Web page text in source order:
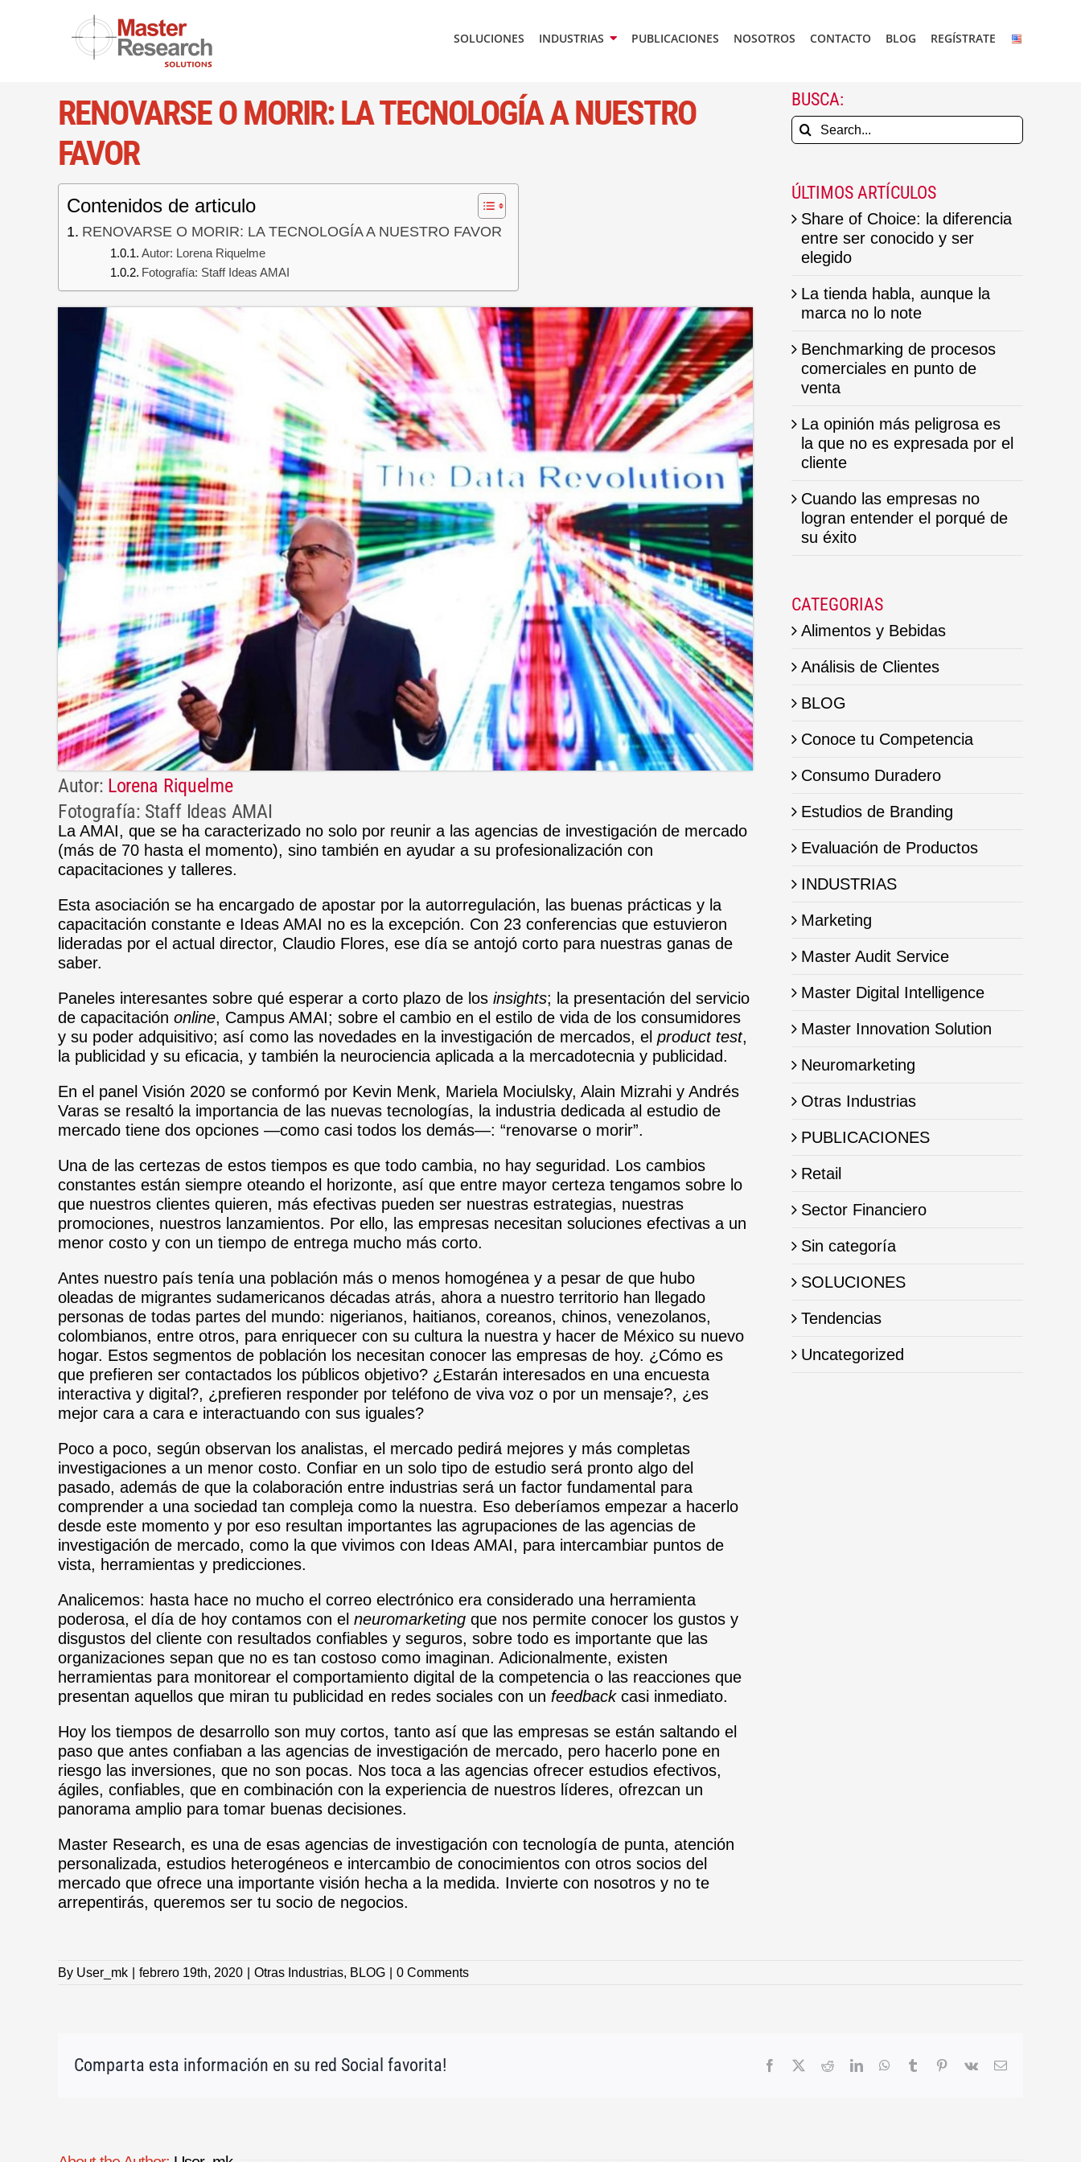
SOLUCIONES INDUSTRIAS PUBLICACIONES NOSOTROS CONTACTO BLOG REGÍSTRATE
RENOVARSE O MORIR: LA TECNOLOGÍA A NUESTRO
FAVOR
Contenidos de articulo
RENOVARSE O MORIR: LA TECNOLOGÍA A NUESTRO FAVOR
Autor: Lorena Riquelme
Fotografía: Staff Ideas AMAI
Autor: Lorena Riquelme
Fotografía: Staff Ideas AMAI
La AMAI, que se ha caracterizado no solo por reunir a las agencias de investigación de mercado
(más de 70 hasta el momento), sino también en ayudar a su profesionalización con
capacitaciones y talleres.
Esta asociación se ha encargado de apostar por la autorregulación, las buenas prácticas y la
capacitación constante e Ideas AMAI no es la excepción. Con 23 conferencias que estuvieron
lideradas por el actual director, Claudio Flores, ese día se antojó corto para nuestras ganas de
saber.
Paneles interesantes sobre qué esperar a corto plazo de los insights; la presentación del servicio
de capacitación online, Campus AMAI; sobre el cambio en el estilo de vida de los consumidores
y su poder adquisitivo; así como las novedades en la investigación de mercados, el product test,
la publicidad y su eficacia, y también la neurociencia aplicada a la mercadotecnia y publicidad.
En el panel Visión 2020 se conformó por Kevin Menk, Mariela Mociulsky, Alain Mizrahi y Andrés
Varas se resaltó la importancia de las nuevas tecnologías, la industria dedicada al estudio de
mercado tiene dos opciones —como casi todos los demás—: “renovarse o morir”.
Una de las certezas de estos tiempos es que todo cambia, no hay seguridad. Los cambios
constantes están siempre oteando el horizonte, así que entre mayor certeza tengamos sobre lo
que nuestros clientes quieren, más efectivas pueden ser nuestras estrategias, nuestras
promociones, nuestros lanzamientos. Por ello, las empresas necesitan soluciones efectivas a un
menor costo y con un tiempo de entrega mucho más corto.
Antes nuestro país tenía una población más o menos homogénea y a pesar de que hubo
oleadas de migrantes sudamericanos décadas atrás, ahora a nuestro territorio han llegado
personas de todas partes del mundo: nigerianos, haitianos, coreanos, chinos, venezolanos,
colombianos, entre otros, para enriquecer con su cultura la nuestra y hacer de México su nuevo
hogar. Estos segmentos de población los necesitan conocer las empresas de hoy. ¿Cómo es
que prefieren ser contactados los públicos objetivo? ¿Estarán interesados en una encuesta
interactiva y digital?, ¿prefieren responder por teléfono de viva voz o por un mensaje?, ¿es
mejor cara a cara e interactuando con sus iguales?
Poco a poco, según observan los analistas, el mercado pedirá mejores y más completas
investigaciones a un menor costo. Confiar en un solo tipo de estudio será pronto algo del
pasado, además de que la colaboración entre industrias será un factor fundamental para
comprender a una sociedad tan compleja como la nuestra. Eso deberíamos empezar a hacerlo
desde este momento y por eso resultan importantes las agrupaciones de las agencias de
investigación de mercado, como la que vivimos con Ideas AMAI, para intercambiar puntos de
vista, herramientas y predicciones.
Analicemos: hasta hace no mucho el correo electrónico era considerado una herramienta
poderosa, el día de hoy contamos con el neuromarketing que nos permite conocer los gustos y
disgustos del cliente con resultados confiables y seguros, sobre todo es importante que las
organizaciones sepan que no es tan costoso como imaginan. Adicionalmente, existen
herramientas para monitorear el comportamiento digital de la competencia o las reacciones que
presentan aquellos que miran tu publicidad en redes sociales con un feedbackcasi inmediato.
Hoy los tiempos de desarrollo son muy cortos, tanto así que las empresas se están saltando el
paso que antes confiaban a las agencias de investigación de mercado, pero hacerlo pone en
riesgo las inversiones, que no son pocas. Nos toca a las agencias ofrecer estudios efectivos,
ágiles, confiables, que en combinación con la experiencia de nuestros líderes, ofrezcan un
panorama amplio para tomar buenas decisiones.
Master Research, es una de esas agencias de investigación con tecnología de punta, atención
personalizada, estudios heterogéneos e intercambio de conocimientos con otros socios del
mercado que ofrece una importante visión hecha a la medida. Invierte con nosotros y no te
arrepentirás, queremos ser tu socio de negocios.
BUSCA:
Search
for:
ÚLTIMOS ARTÍCULOS
Share of Choice: la diferencia
entre ser conocido y ser
elegido
La tienda habla, aunque la
marca no lo note
Benchmarking de procesos
comerciales en punto de
venta
La opinión más peligrosa es
la que no es expresada por el
cliente
Cuando las empresas no
logran entender el porqué de
su éxito
CATEGORIAS
Alimentos y Bebidas
Análisis de Clientes
BLOG
Conoce tu Competencia
Consumo Duradero
Estudios de Branding
Evaluación de Productos
INDUSTRIAS
Marketing
Master Audit Service
Master Digital Intelligence
Master Innovation Solution
Neuromarketing
Otras Industrias
PUBLICACIONES
Retail
Sector Financiero
Sin categoría
SOLUCIONES
Tendencias
Uncategorized
By User_mk febrero 19th, 2020 Otras Industrias, BLOG 0 Comments
Comparta esta información en su red Social favorita! Facebook RedditLinkedInWhatsApp
Tumblr Pinterest
Vk Email